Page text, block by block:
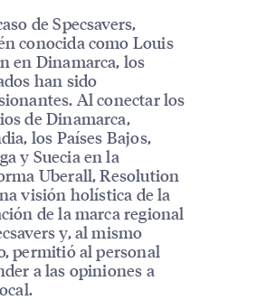
de Specsavers,
conocida como Louis
en Dinamarca, los
han sido
Al conectar los
de Dinamarca,
los Países Bajos,
y Suecia en la
Uberall, Resolution
visión holística de la
de la marca regional
y, al mismo
permitió al personal
a las opiniones a